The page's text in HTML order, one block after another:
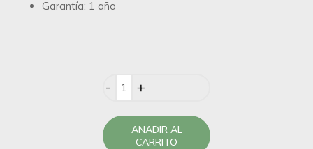
Garantía: 1 año
Quantity
AÑADIR AL
CARRITO